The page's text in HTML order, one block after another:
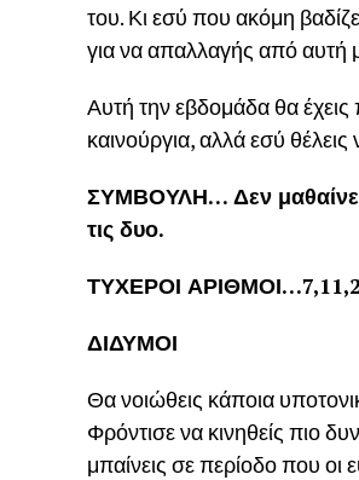
του. Κι εσύ που ακόμη
για να απαλλαγής από αυτή
Αυτή την εβδομάδα θα έχεις
καινούργια, αλλά εσύ
ΣΥΜΒΟΥΛΗ… Δεν μαθαίνει
τις δυο.
ΤΥΧΕΡΟΙ
ΔΙΔΥΜΟΙ
Θα νοιώθεις κάποια
Φρόντισε να κινηθείς πιο
μπαίνεις σε περίοδο που οι